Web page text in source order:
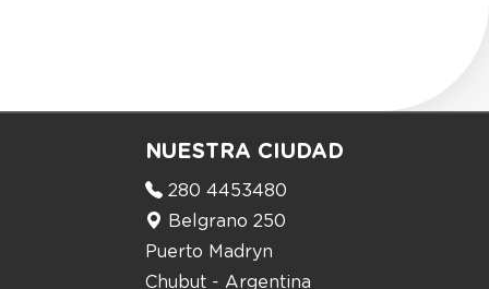
NUESTRA CIUDAD
280 4453480
Belgrano 250
Puerto Madryn
Chubut - Argentina